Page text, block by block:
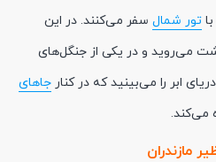
تور شمال سفر می‌کنند. در این
می‌روید و در یکی از جنگل‌های
ابر را می‌بینید که در کنار جاهای
می‌کند.
مازندران